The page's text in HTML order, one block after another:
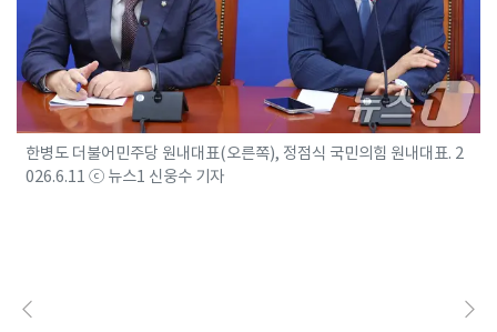
한병도 더불어민주당 원내대표(오른쪽), 정점식 국민의힘 원내대표. 2
026.6.11 ⓒ 뉴스1 신웅수 기자